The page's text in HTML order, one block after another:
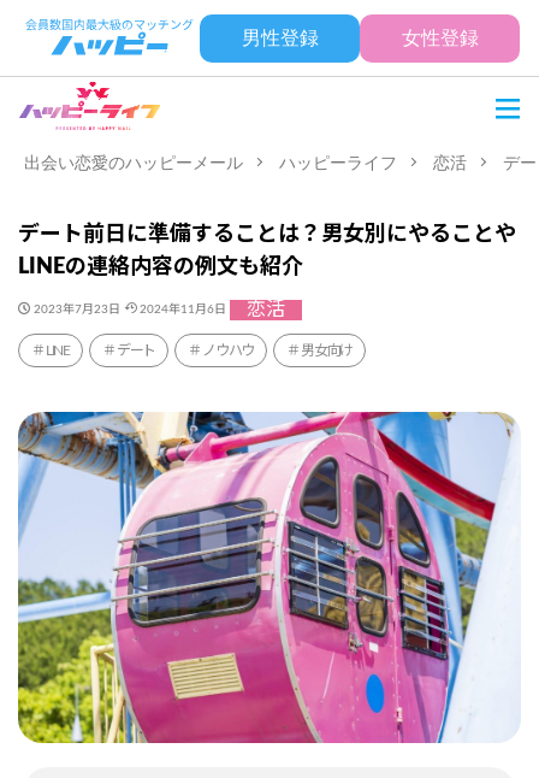
男性登録 女性登録
出会い恋愛のハッピーメール ハッピーライフ 恋活 デ
デート前日に準備することは？男女別にやることや
LINEの連絡内容の例文も紹介
2023年7月23日 2024年11月6日 恋活
LINE デート ノウハウ 男女向け